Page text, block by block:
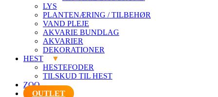
LYS
PLANTENÆRING / TILBEHØR
VAND PLEJE
AKVARIE BUNDLAG
AKVARIER
DEKORATIONER
HEST
HESTEFODER
TILSKUD TIL HEST
ZOO
OUTLET